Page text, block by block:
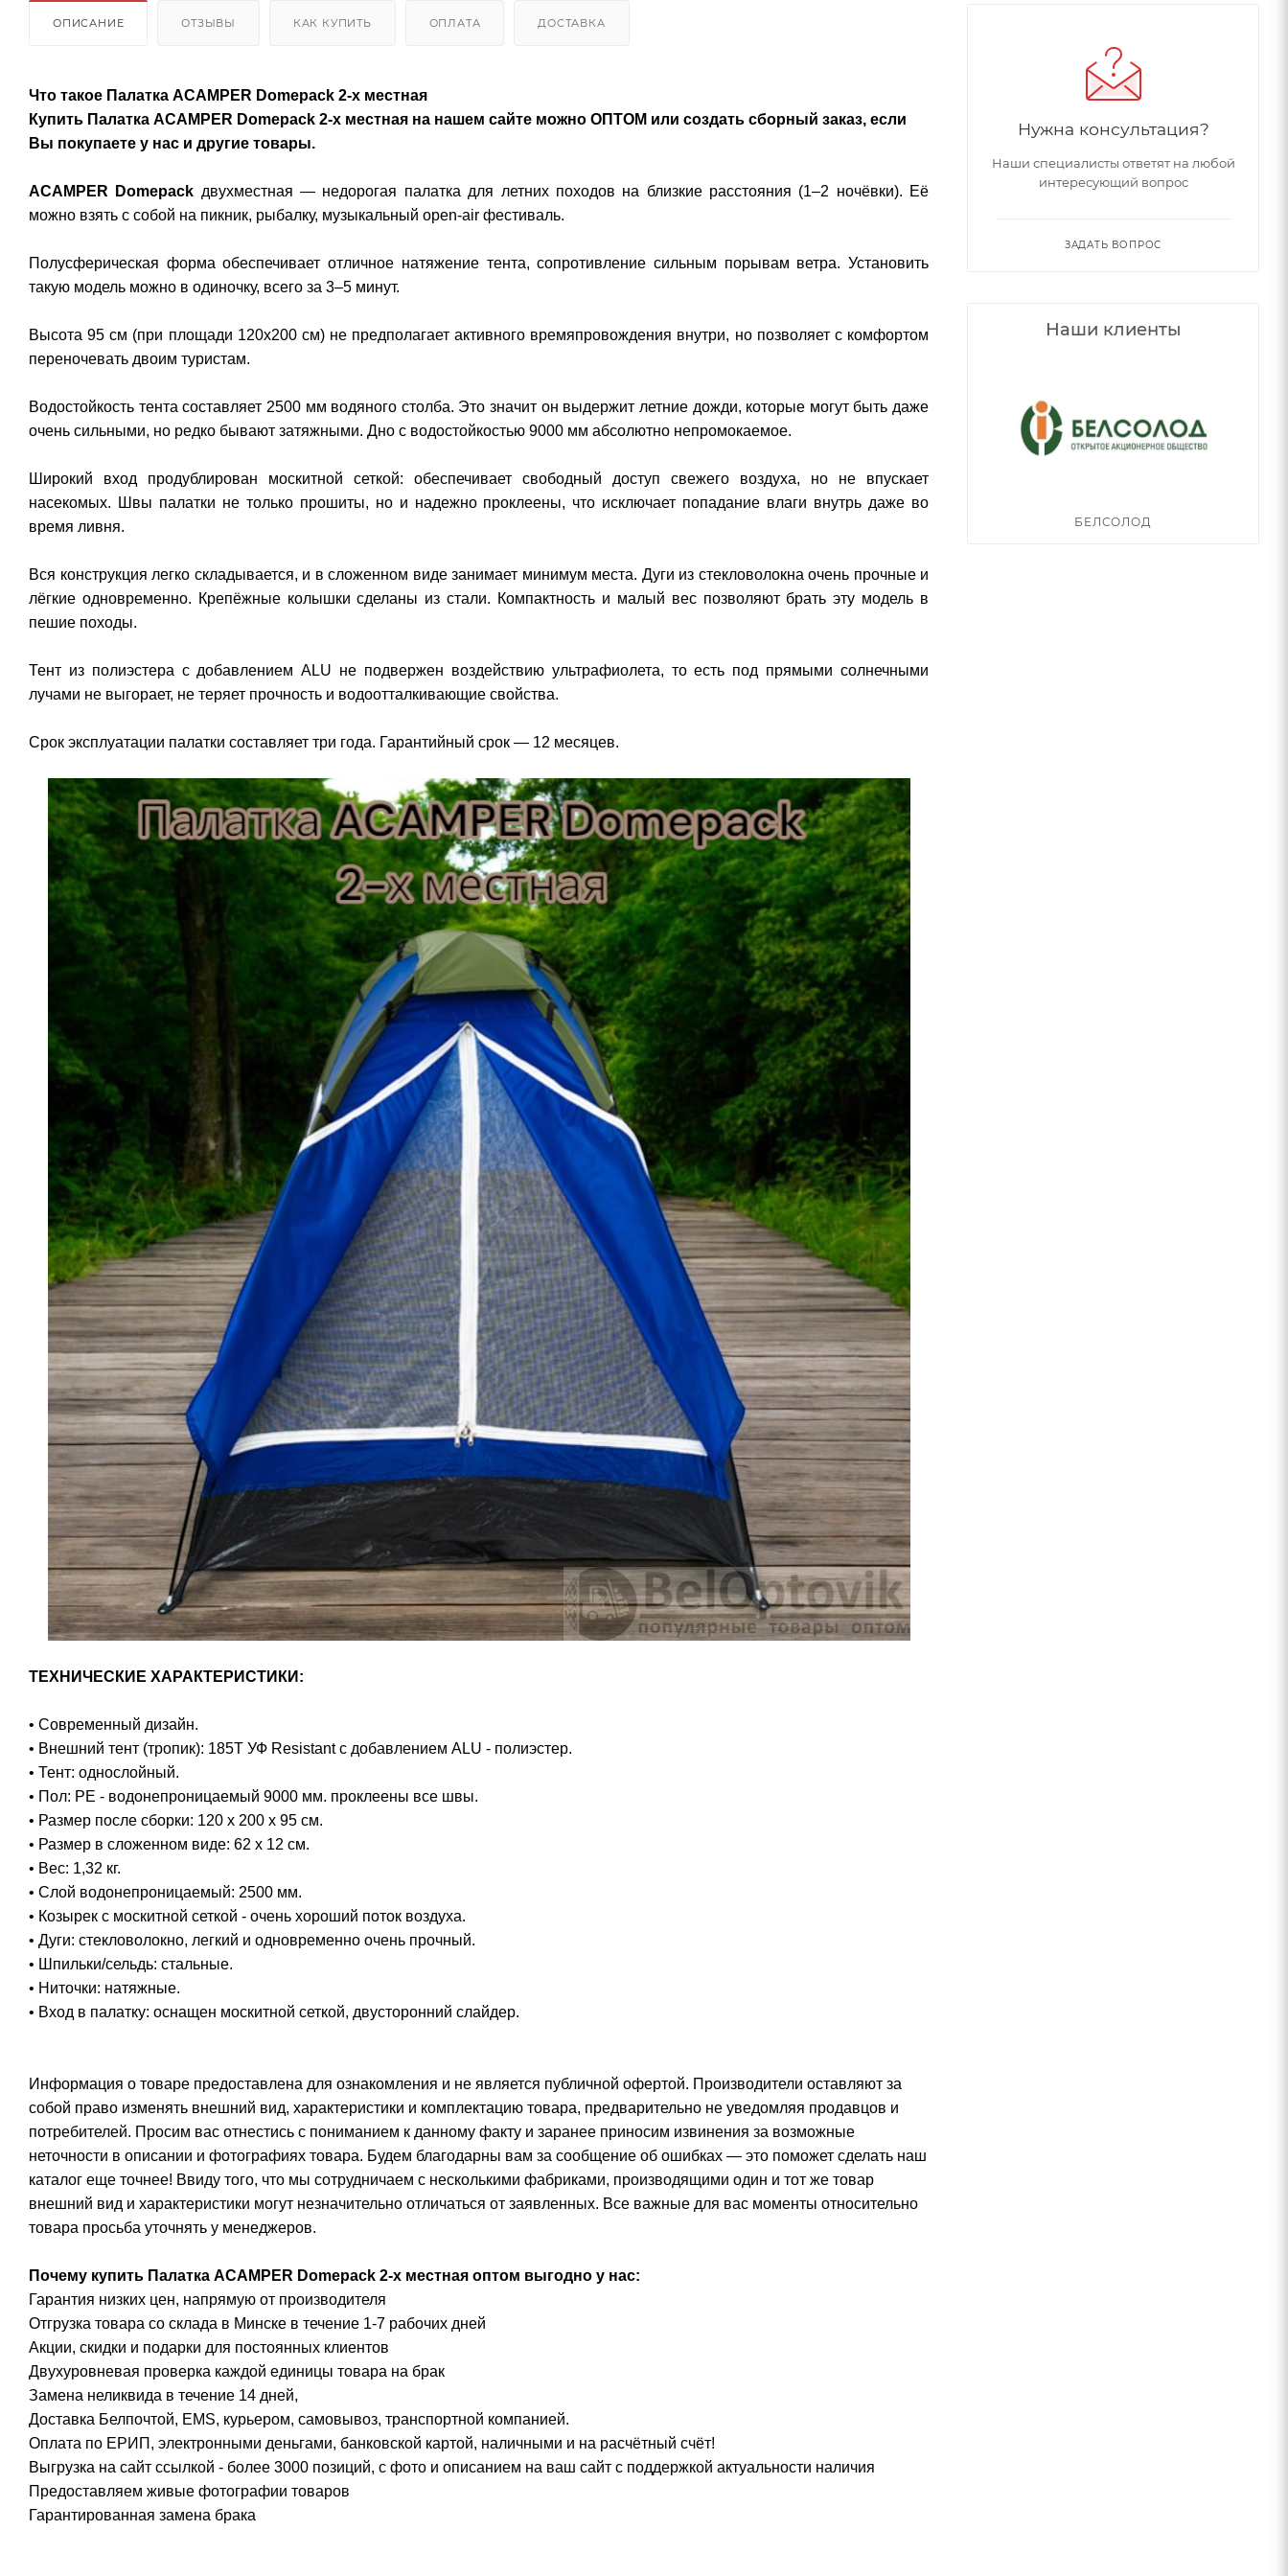
ОПИСАНИЕ ОТЗЫВЫ КАК КУПИТЬ ОПЛАТА ДОСТАВКА
Что такое Палатка ACAMPER Domepack 2-х местная
Купить Палатка ACAMPER Domepack 2-х местная на нашем сайте можно ОПТОМ или создать сборный заказ, если
Вы покупаете у нас и другие товары.
ACAMPER Domepack двухместная — недорогая палатка для летних походов на близкие расстояния (1–2 ночёвки). Её
можно взять с собой на пикник, рыбалку, музыкальный open-air фестиваль.
Полусферическая форма обеспечивает отличное натяжение тента, сопротивление сильным порывам ветра. Установить
такую модель можно в одиночку, всего за 3–5 минут.
Высота 95 см (при площади 120х200 см) не предполагает активного времяпровождения внутри, но позволяет с комфортом
переночевать двоим туристам.
Водостойкость тента составляет 2500 мм водяного столба. Это значит он выдержит летние дожди, которые могут быть даже
очень сильными, но редко бывают затяжными. Дно с водостойкостью 9000 мм абсолютно непромокаемое.
Широкий вход продублирован москитной сеткой: обеспечивает свободный доступ свежего воздуха, но не впускает
насекомых. Швы палатки не только прошиты, но и надежно проклеены, что исключает попадание влаги внутрь даже во
время ливня.
Вся конструкция легко складывается, и в сложенном виде занимает минимум места. Дуги из стекловолокна очень прочные и
лёгкие одновременно. Крепёжные колышки сделаны из стали. Компактность и малый вес позволяют брать эту модель в
пешие походы.
Тент из полиэстера с добавлением ALU не подвержен воздействию ультрафиолета, то есть под прямыми солнечными
лучами не выгорает, не теряет прочность и водоотталкивающие свойства.
Срок эксплуатации палатки составляет три года. Гарантийный срок — 12 месяцев.
ТЕХНИЧЕСКИЕ ХАРАКТЕРИСТИКИ:
• Современный дизайн.
• Внешний тент (тропик): 185T УФ Resistant с добавлением ALU - полиэстер.
• Тент: однослойный.
• Пол: PE - водонепроницаемый 9000 мм. проклеены все швы.
• Размер после сборки: 120 x 200 x 95 см.
• Размер в сложенном виде: 62 х 12 см.
• Вес: 1,32 кг.
• Слой водонепроницаемый: 2500 мм.
• Козырек с москитной сеткой - очень хороший поток воздуха.
• Дуги: стекловолокно, легкий и одновременно очень прочный.
• Шпильки/сельдь: стальные.
• Ниточки: натяжные.
• Вход в палатку: оснащен москитной сеткой, двусторонний слайдер.
Информация о товаре предоставлена для ознакомления и не является публичной офертой. Производители оставляют за
собой право изменять внешний вид, характеристики и комплектацию товара, предварительно не уведомляя продавцов и
потребителей. Просим вас отнестись с пониманием к данному факту и заранее приносим извинения за возможные
неточности в описании и фотографиях товара. Будем благодарны вам за сообщение об ошибках — это поможет сделать наш
каталог еще точнее! Ввиду того, что мы сотрудничаем с несколькими фабриками, производящими один и тот же товар
внешний вид и характеристики могут незначительно отличаться от заявленных. Все важные для вас моменты относительно
товара просьба уточнять у менеджеров.
Почему купить Палатка ACAMPER Domepack 2-х местная оптом выгодно у нас:
Гарантия низких цен, напрямую от производителя
Отгрузка товара со склада в Минске в течение 1-7 рабочих дней
Акции, скидки и подарки для постоянных клиентов
Двухуровневая проверка каждой единицы товара на брак
Замена неликвида в течение 14 дней,
Доставка Белпочтой, EMS, курьером, самовывоз, транспортной компанией.
Оплата по ЕРИП, электронными деньгами, банковской картой, наличными и на расчётный счёт!
Выгрузка на сайт ссылкой - более 3000 позиций, с фото и описанием на ваш сайт с поддержкой актуальности наличия
Предоставляем живые фотографии товаров
Гарантированная замена брака
Нужна консультация?
Наши специалисты ответят на любой
интересующий вопрос
ЗАДАТЬ ВОПРОС
Наши клиенты
БЕЛСОЛОД